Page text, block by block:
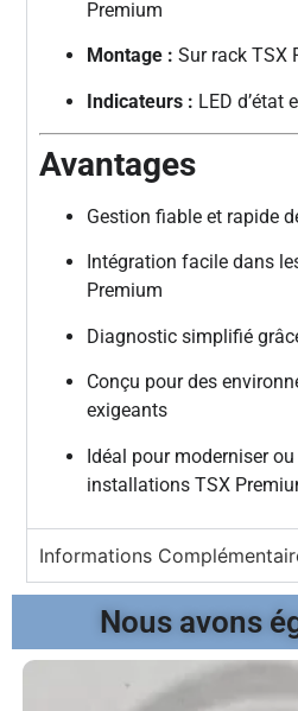
Premium
Montage : Sur rack TSX
Indicateurs : LED d’état
Avantages
Gestion fiable et rapide
Intégration facile dans
Premium
Diagnostic simplifié
Conçu pour des
exigeants
Idéal pour moderniser
installations TSX
Informations
Nous avons